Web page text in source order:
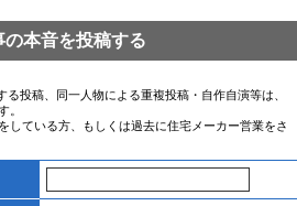
本音を投稿する
投稿、同一人物による重複投稿・自作自演等は、
。
ている方、もしくは過去に住宅メーカー営業をさ